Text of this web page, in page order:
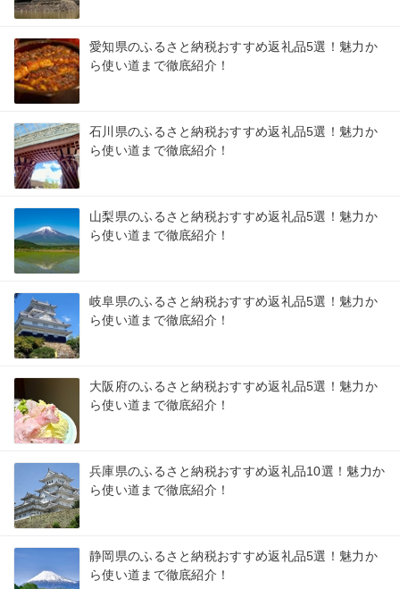
愛知県のふるさと納税おすすめ返礼品5選！魅力か
ら使い道まで徹底紹介！
石川県のふるさと納税おすすめ返礼品5選！魅力か
ら使い道まで徹底紹介！
山梨県のふるさと納税おすすめ返礼品5選！魅力か
ら使い道まで徹底紹介！
岐阜県のふるさと納税おすすめ返礼品5選！魅力か
ら使い道まで徹底紹介！
大阪府のふるさと納税おすすめ返礼品5選！魅力か
ら使い道まで徹底紹介！
兵庫県のふるさと納税おすすめ返礼品10選！魅力か
ら使い道まで徹底紹介！
静岡県のふるさと納税おすすめ返礼品5選！魅力か
ら使い道まで徹底紹介！